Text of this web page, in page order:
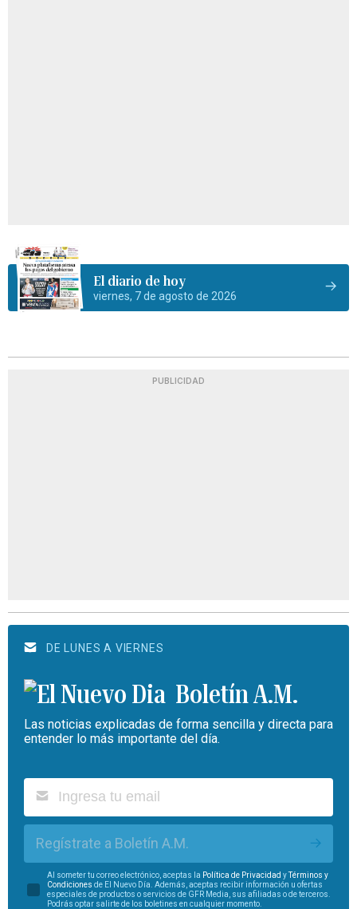
El diario de hoy
viernes, 7 de agosto de 2026
PUBLICIDAD
DE LUNES A VIERNES
Boletín A.M.
Las noticias explicadas de forma sencilla y directa para
entender lo más importante del día.
Regístrate a Boletín A.M.
Al someter tu correo electrónico, aceptas la Política de Privacidad yTérminos y
Condiciones de El Nuevo Día. Además, aceptas recibir información u ofertas
especiales de productos o servicios de GFR Media, sus afiliadas o de terceros.
Podrás optar salirte de los boletines en cualquier momento.